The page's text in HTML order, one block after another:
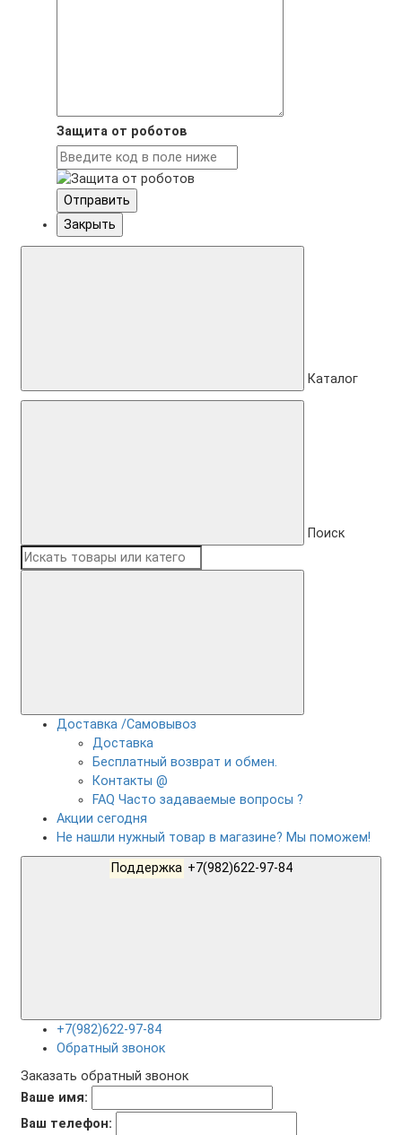
Защита от роботов
Отправить
Закрыть
Каталог
Поиск
Доставка /Самовывоз
Доставка
Бесплатный возврат и обмен.
Контакты @
FAQ Часто задаваемые вопросы ?
Акции сегодня
Не нашли нужный товар в магазине? Мы поможем!
Поддержка
+7(982)622-97-84
Обратный звонок
Заказать обратный звонок
Ваше имя:
Ваш телефон: